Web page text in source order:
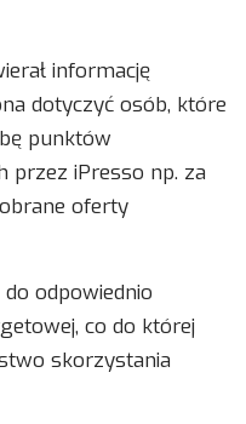
informację
dotyczyć osób, które
punktów
przez iPresso np. za
oferty
odpowiednio
co do której
skorzystania